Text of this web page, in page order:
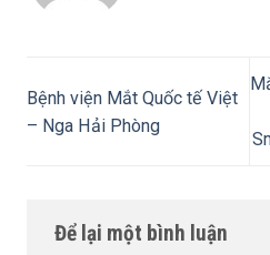
Bệnh viện Mắt Quốc tế Việt
– Nga Hải Phòng
Để lại một bình luận